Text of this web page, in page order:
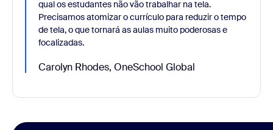
qual os estudantes não vão trabalhar na tela.
Precisamos atomizar o currículo para reduzir o tempo
de tela, o que tornará as aulas muito poderosas e
focalizadas.
Carolyn Rhodes, OneSchool Global